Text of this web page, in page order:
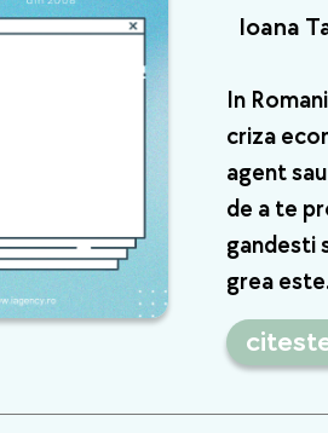
se face
Ioana
In
criza
agent
de a te
gandesti
grea